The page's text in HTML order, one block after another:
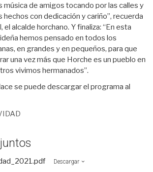
música de amigos tocando por las calles y
con dedicación y cariño”, recuerda
el alcalde horchano. Y finaliza: “En esta
hemos pensado en todos los
en grandes y en pequeños, para que
una vez más que Horche es un pueblo en
vivimos hermanados”.
se puede descargar el programa al
Descargar